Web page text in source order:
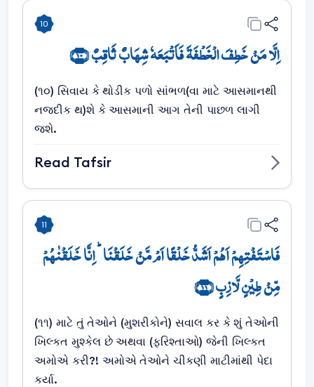
10
اِلَّا مَنۡ خَطِفَ الۡخَطۡفَۃَ فَاَتۡبَعَہٗ شِہَابٌ ثَاقِبٌ ﴿۱۰﴾
(૧૦) સિવાય કે થોડીક પળો સાંભળ(વા માટે આસમાનથી
નજદીક થ)શે કે આસમાની આગ તેની પાછળ લાગી
જશે.
Read Tafsir
11
فَاسۡتَفۡتِہِمۡ اَہُمۡ اَشَدُّ خَلۡقًا اَمۡ مَّنۡ خَلَقۡنَا ؕ اِنَّا خَلَقۡنٰہُمۡ
مِّنۡ طِیۡنٍ لَّازِبٍ ﴿۱۱﴾
(૧૧) માટે તું તેઓને (મુશરીકોને) સવાલ કર કે શું તેઓની
ખિલ્કત મુશ્કેલ છે અથવા (ફરિશ્તાઓ) જેની ખિલ્કત
અમોએ કરી?! અમોએ તેઓને ચીકણી માટીમાંથી પેદા
કર્યા.